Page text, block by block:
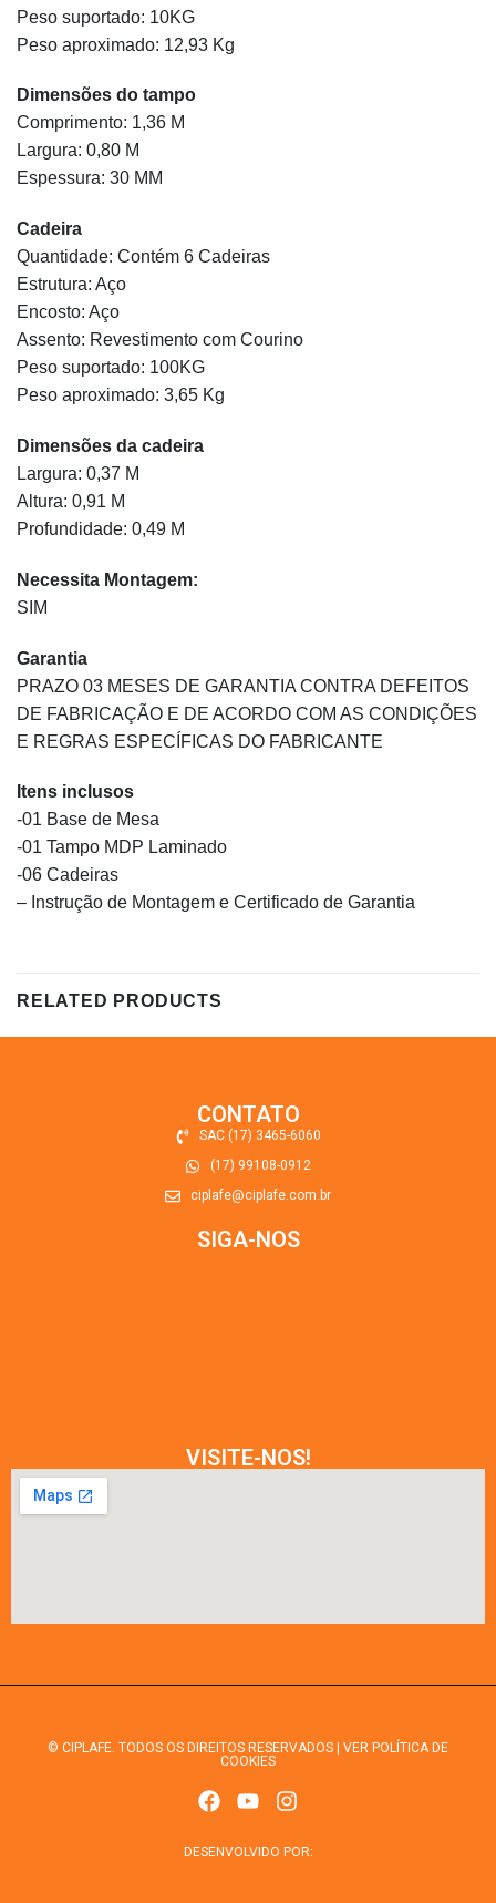
Peso suportado: 10KG
Peso aproximado: 12,93 Kg
Dimensões do tampo
Comprimento: 1,36 M
Largura: 0,80 M
Espessura: 30 MM
Cadeira
Quantidade: Contém 6 Cadeiras
Estrutura: Aço
Encosto: Aço
Assento: Revestimento com Courino
Peso suportado: 100KG
Peso aproximado: 3,65 Kg
Dimensões da cadeira
Largura: 0,37 M
Altura: 0,91 M
Profundidade: 0,49 M
Necessita Montagem:
SIM
Garantia
PRAZO 03 MESES DE GARANTIA CONTRA DEFEITOS
DE FABRICAÇÃO E DE ACORDO COM AS CONDIÇÕES
E REGRAS ESPECÍFICAS DO FABRICANTE
Itens inclusos
-01 Base de Mesa
-01 Tampo MDP Laminado
-06 Cadeiras
– Instrução de Montagem e Certificado de Garantia
RELATED PRODUCTS
CONTATO
SAC (17) 3465-6060
(17) 99108-0912
ciplafe@ciplafe.com.br
SIGA-NOS
VISITE-NOS!
© CIPLAFE. TODOS OS DIREITOS RESERVADOS | VER POLÍTICA DE
COOKIES
DESENVOLVIDO POR: